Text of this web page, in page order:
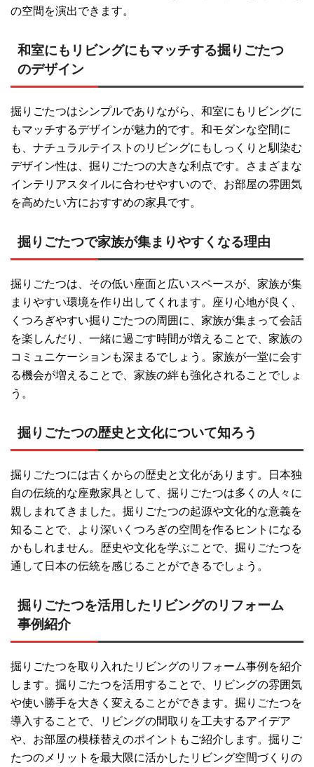
の空間を演出できます。
和室にもリビングにもマッチする掘りごたつ
のデザイン
掘りごたつはシンプルでありながら、和室にもリビングに
もマッチするデザインが魅力的です。和モダンな空間に
も、ナチュラルテイストのリビングにもしっくりと馴染む
デザイン性は、掘りごたつの大きな利点です。さまざまな
インテリアスタイルに合わせやすいので、お部屋の雰囲気
を高めたい方におすすめの家具です。
掘りごたつで家族が集まりやすくなる理由
掘りごたつは、その低い座面と広いスペースが、家族が集
まりやすい環境を作り出してくれます。座り心地が良く、
くつろぎやすい掘りごたつの周囲に、家族が集まって会話
を楽しんだり、一緒に過ごす時間が増えることで、家族の
コミュニケーションも深まるでしょう。家族が一堂に会す
る機会が増えることで、家族の絆も強化されることでしょ
う。
掘りごたつの歴史と文化について知ろう
掘りごたつには古くからの歴史と文化があります。日本独
自の伝統的な座敷家具として、掘りごたつは多くの人々に
親しまれてきました。掘りごたつの起源や文化的な意義を
知ることで、より深いくつろぎの空間を作るヒントになる
かもしれません。歴史や文化を学ぶことで、掘りごたつを
通して日本の伝統を感じることができるでしょう。
掘りごたつを活用したリビングのリフォーム
事例紹介
掘りごたつを取り入れたリビングのリフォーム事例を紹介
します。掘りごたつを活用することで、リビングの雰囲気
や使い勝手を大きく変えることができます。掘りごたつを
導入することで、リビングの間取りを工夫するアイデア
や、お部屋の模様替えのポイントもご紹介します。掘りご
たつのメリットを最大限に活かしたリビング空間づくりの